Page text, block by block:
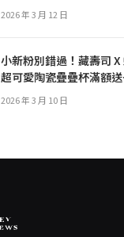
2026 年 3 月 12 日
小新粉別錯過！藏壽司
超可愛陶瓷疊疊杯滿額
2026 年 3 月 10 日